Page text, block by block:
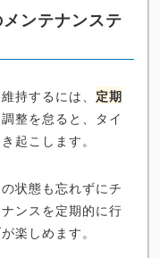
ンテナンステ
持するには、 定期
整を怠ると、タイ
起こします。
状態も忘れずにチ
ンスを定期的に行
楽しめます。